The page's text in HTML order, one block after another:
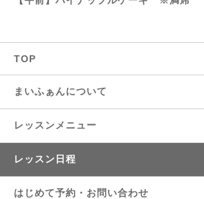
TOP
まいふぁんについて
レッスンメニュー
レッスン日程
はじめて予約・お問い合わせ